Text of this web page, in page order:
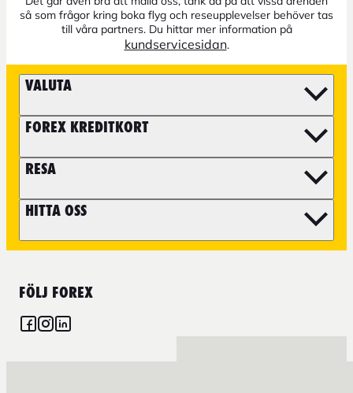
så som frågor kring boka flyg och reseupplevelser behöver tas
till våra partners. Du hittar mer information på
kundservicesidan.
VALUTA
FOREX KREDITKORT
RESA
HITTA OSS
FÖLJ FOREX